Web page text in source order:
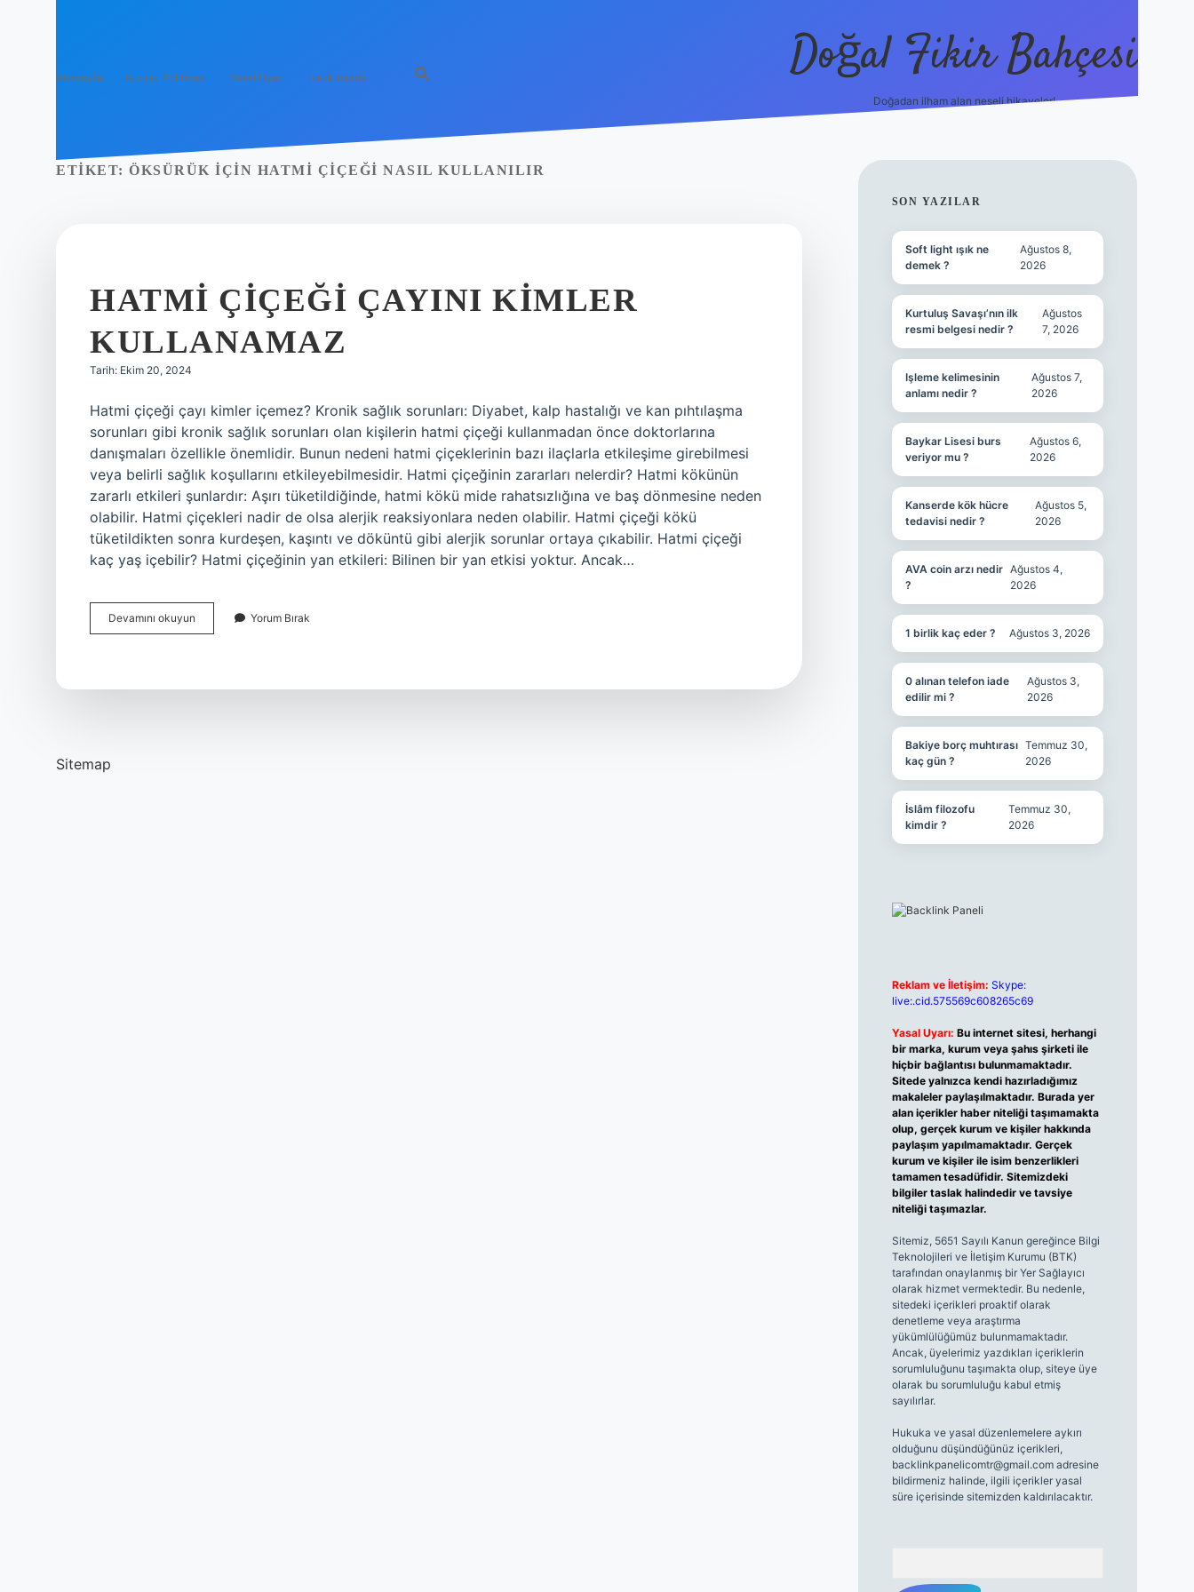
Anasayfa Gizlilik Politikası Yasal Uyarı Hakkımızda Doğal Fikir Bahçesi
Doğadan ilham alan neşeli hikayeler!
ETIKET: ÖKSÜRÜK IÇIN HATMI ÇIÇEĞI NASIL KULLANILIR
HATMI ÇIÇEĞI ÇAYINI KIMLER
KULLANAMAZ
Tarih: Ekim 20, 2024
Hatmi çiçeği çayı kimler içemez? Kronik sağlık sorunları: Diyabet, kalp hastalığı ve kan pıhtılaşma
sorunları gibi kronik sağlık sorunları olan kişilerin hatmi çiçeği kullanmadan önce doktorlarına
danışmaları özellikle önemlidir. Bunun nedeni hatmi çiçeklerinin bazı ilaçlarla etkileşime girebilmesi
veya belirli sağlık koşullarını etkileyebilmesidir. Hatmi çiçeğinin zararları nelerdir? Hatmi kökünün
zararlı etkileri şunlardır: Aşırı tüketildiğinde, hatmi kökü mide rahatsızlığına ve baş dönmesine neden
olabilir. Hatmi çiçekleri nadir de olsa alerjik reaksiyonlara neden olabilir. Hatmi çiçeği kökü
tüketildikten sonra kurdeşen, kaşıntı ve döküntü gibi alerjik sorunlar ortaya çıkabilir. Hatmi çiçeği
kaç yaş içebilir? Hatmi çiçeğinin yan etkileri: Bilinen bir yan etkisi yoktur. Ancak…
Devamını okuyun
Çiçeği
Yorum Bırak
Sitemap
SIDEBAR
SON YAZILAR
Soft light ışık ne
demek ?
Ağustos 8,
2026
Kurtuluş Savaşı’nın ilk
resmi belgesi nedir ?
Ağustos
7, 2026
Işleme kelimesinin
anlamı nedir ?
Ağustos 7,
2026
Baykar Lisesi burs
veriyor mu ?
Ağustos 6,
2026
Kanserde kök hücre
tedavisi nedir ?
Ağustos 5,
2026
AVA coin arzı nedir
?
Ağustos 4,
2026
1 birlik kaç eder ? Ağustos 3, 2026
0 alınan telefon iade
edilir mi ?
Ağustos 3,
2026
Bakiye borç muhtırası
kaç gün ?
Temmuz 30,
2026
İslâm filozofu
kimdir ?
Temmuz 30,
2026
Reklam ve İletişim: Skype:
live:.cid.575569c608265c69
Yasal Uyarı: Bu internet sitesi, herhangi
bir marka, kurum veya şahıs şirketi ile
hiçbir bağlantısı bulunmamaktadır.
Sitede yalnızca kendi hazırladığımız
makaleler paylaşılmaktadır. Burada yer
alan içerikler haber niteliği taşımamakta
olup, gerçek kurum ve kişiler hakkında
paylaşım yapılmamaktadır. Gerçek
kurum ve kişiler ile isim benzerlikleri
tamamen tesadüfidir. Sitemizdeki
bilgiler taslak halindedir ve tavsiye
niteliği taşımazlar.
Sitemiz, 5651 Sayılı Kanun gereğince Bilgi
Teknolojileri ve İletişim Kurumu (BTK)
tarafından onaylanmış bir Yer Sağlayıcı
olarak hizmet vermektedir. Bu nedenle,
sitedeki içerikleri proaktif olarak
denetleme veya araştırma
yükümlülüğümüz bulunmamaktadır.
Ancak, üyelerimiz yazdıkları içeriklerin
sorumluluğunu taşımakta olup, siteye üye
olarak bu sorumluluğu kabul etmiş
sayılırlar.
Hukuka ve yasal düzenlemelere aykırı
olduğunu düşündüğünüz içerikleri,
backlinkpanelicomtr@gmail.comadresine
bildirmeniz halinde, ilgili içerikler yasal
süre içerisinde sitemizden kaldırılacaktır.
grandoperabet